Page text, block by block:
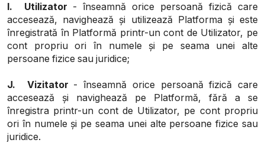
I. Utilizator - înseamnă orice persoană fizică care
accesează, navighează și utilizează Platforma și este
înregistrată în Platformă printr-un cont de Utilizator, pe
cont propriu ori în numele și pe seama unei alte
persoane fizice sau juridice;
J. Vizitator - înseamnă orice persoană fizică care
accesează și navighează pe Platformă, fără a se
înregistra printr-un cont de Utilizator, pe cont propriu
ori în numele și pe seama unei alte persoane fizice sau
juridice.